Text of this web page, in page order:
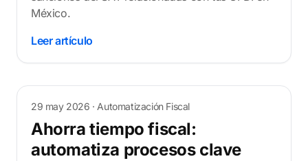
México.
Leer artículo
29 may 2026 · Automatización Fiscal
Ahorra tiempo fiscal:
automatiza procesos clave